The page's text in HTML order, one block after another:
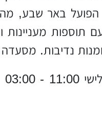
באר שבע,
מעניינות
נדיבות.